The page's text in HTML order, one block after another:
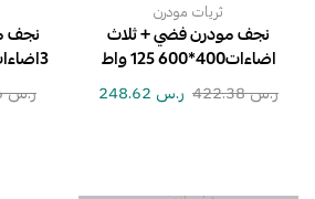
ثريات مودرن
نجف مودرن فضي + ثلاث
اضاءات400*600 125 واط
ر.س422.38 ر.س
نجف
3اضاءات 55 واط قطر 800 ملم
ر.س323.76